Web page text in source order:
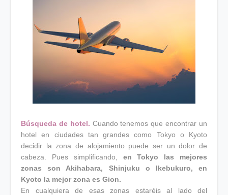
Búsqueda de hotel. Cuando tenemos que encontrar un
hotel en ciudades tan grandes como Tokyo o Kyoto
decidir la zona de alojamiento puede ser un dolor de
cabeza. Pues simplificando, en Tokyo las mejores
zonas son Akihabara, Shinjuku o Ikebukuro, en
Kyoto la mejor zona es Gion.
En cualquiera de esas zonas estaréis al lado del